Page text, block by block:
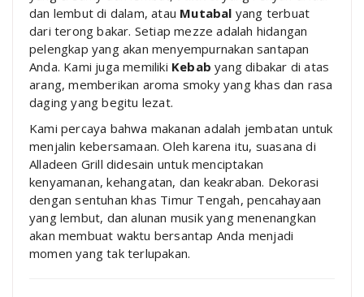
dan lembut di dalam, atau Mutabal yang terbuat
dari terong bakar. Setiap mezze adalah hidangan
pelengkap yang akan menyempurnakan santapan
Anda. Kami juga memiliki Kebab yang dibakar di atas
arang, memberikan aroma smoky yang khas dan rasa
daging yang begitu lezat.
Kami percaya bahwa makanan adalah jembatan untuk
menjalin kebersamaan. Oleh karena itu, suasana di
Alladeen Grill didesain untuk menciptakan
kenyamanan, kehangatan, dan keakraban. Dekorasi
dengan sentuhan khas Timur Tengah, pencahayaan
yang lembut, dan alunan musik yang menenangkan
akan membuat waktu bersantap Anda menjadi
momen yang tak terlupakan.